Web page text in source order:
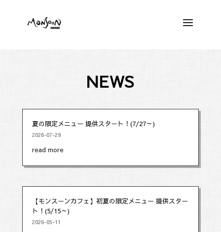
NEWS
夏の限定メニュー 提供スタート！(7/27～)
2026-07-29
read more
【モンスーンカフェ】初夏の限定メニュー 提供スター
ト！(5/15～)
2026-05-11